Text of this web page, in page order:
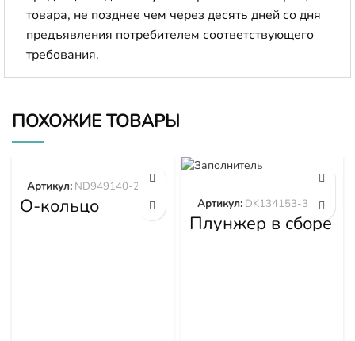
товара, не позднее чем через десять дней со дня
предъявления потребителем соответствующего
требования.
ПОХОЖИЕ ТОВАРЫ
О-кольцо
ND949140-2570
Артикул: ND949140-2570
Плунжер в сборе
DK134153-3520
Артикул: DK134153-3520